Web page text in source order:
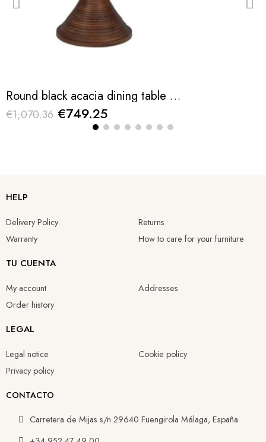
Round black acacia dining table 135x76cm
€1,070.36 €749.25
HELP
Delivery Policy
Warranty
Returns
How to care for your furniture
TU CUENTA
My account
Order history
Addresses
LEGAL
Legal notice
Privacy policy
Cookie policy
CONTACTO
Carretera de Mijas s/n 29640 Fuengirola Málaga, España